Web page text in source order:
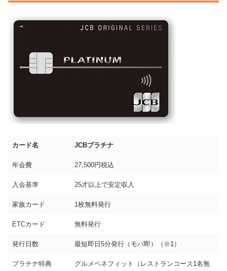
カード名 JCBプラチナ
年会費 27,500円税込
入会基準 25才以上で安定収入
家族カード 1枚無料発行
ETCカード 無料発行
発行日数 最短即日5分発行（モバ即）（※1）
プラチナ特典
グルメベネフィット（レストランコース1名無